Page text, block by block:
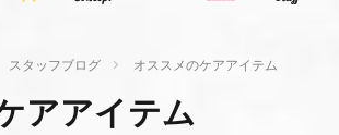
スタッフブログ オススメのケアアイテム
アアイテム